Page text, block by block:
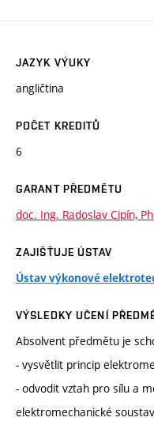
JAZYK VÝUKY
angličtina
POČET KREDITŮ
6
GARANT PŘEDMĚTU
doc. Ing. Radoslav Cipín,
ZAJIŠŤUJE ÚSTAV
Ústav výkonové
VÝSLEDKY UČENÍ
Absolvent předmětu je
- vysvětlit princip
- odvodit vztah pro sílu a
elektromechanické